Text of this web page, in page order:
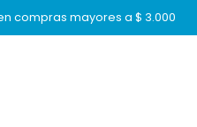
compras mayores a $ 3.000